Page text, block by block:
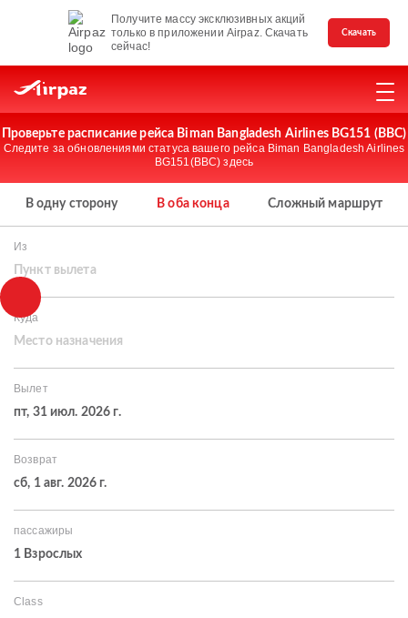
Получите массу эксклюзивных акций
только в приложении Airpaz. Скачать
сейчас!
Скачать
Проверьте расписание рейса Biman Bangladesh Airlines BG151 (BBC)
Следите за обновлениями статуса вашего рейса Biman Bangladesh Airlines
BG151(BBC) здесь
В одну сторону В оба конца Сложный маршрут
Из
Пункт вылета
Куда
Место назначения
Вылет
пт, 31 июл. 2026 г.
Возврат
сб, 1 авг. 2026 г.
пассажиры
1 Взрослых
Class